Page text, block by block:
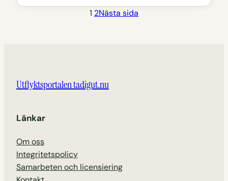
1 2Nästa sida
Utflyktsportalen tadigut.nu
Länkar
Om oss
Integritetspolicy
Samarbeten och licensiering